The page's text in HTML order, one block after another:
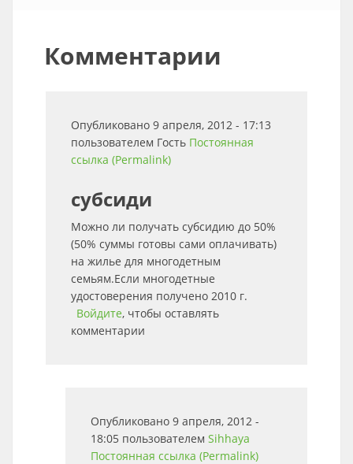
Комментарии
Опубликовано 9 апреля, 2012 - 17:13
пользователем Гость Постоянная
ссылка (Permalink)
субсиди
Можно ли получать субсидию до 50%
(50% суммы готовы сами оплачивать)
на жилье для многодетным
семьям.Если многодетные
удостоверения получено 2010 г.
Войдите, чтобы оставлять
комментарии
Опубликовано 9 апреля, 2012 -
18:05 пользователем Sihhaya
Постоянная ссылка (Permalink)